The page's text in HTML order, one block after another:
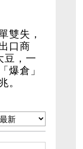
雙失，
口商
豆，一
爆倉」
。